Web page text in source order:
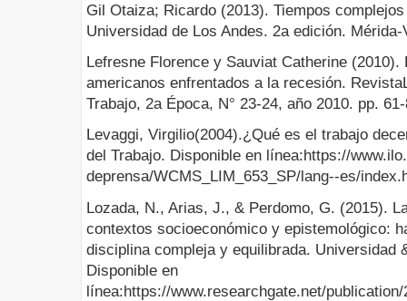
Gil Otaiza; Ricardo (2013). Tiempos
Universidad de Los Andes. 2a edición.
Lefresne Florence y Sauviat Catherine
americanos enfrentados a la recesión.
Trabajo, 2a Época, N° 23-24, año 2010. pp.
Levaggi, Virgilio(2004).¿Qué es el trabajo
del Trabajo. Disponible en línea:https://
deprensa/WCMS_LIM_653_SP/lang--es/
Lozada, N., Arias, J., & Perdomo, G. (2015).
contextos socioeconómico y epistemológico:
disciplina compleja y equilibrada. Universidad
Disponible en
línea:https://www.researchgate.net/